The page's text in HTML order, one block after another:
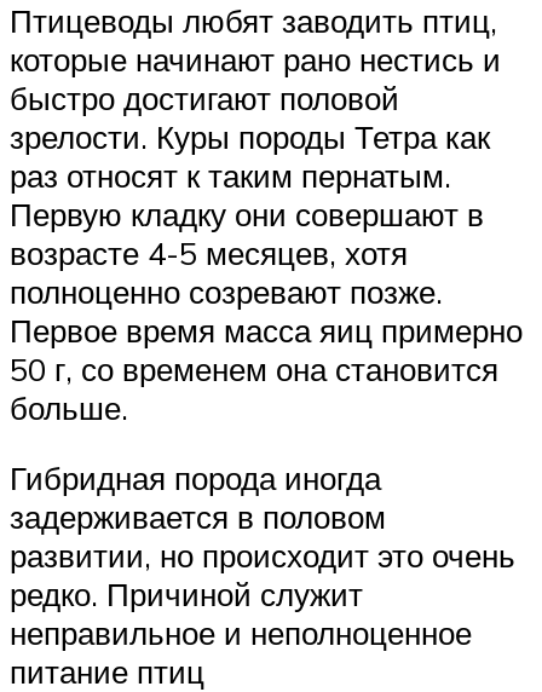
Птицеводы любят заводить птиц,
которые начинают рано нестись и
быстро достигают половой
зрелости. Куры породы Тетра как
раз относят к таким пернатым.
Первую кладку они совершают в
возрасте 4-5 месяцев, хотя
полноценно созревают позже.
Первое время масса яиц примерно
50 г, со временем она становится
больше.
Гибридная порода иногда
задерживается в половом
развитии, но происходит это очень
редко. Причиной служит
неправильное и неполноценное
питание птиц